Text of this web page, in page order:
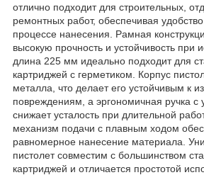
отлично подходит для строительных,
ремонтных работ, обеспечивая
процессе нанесения. Рамная
высокую прочность и устойчивость при
длина 225 мм идеально подходит для
картриджей с герметиком. Корпус
металла, что делает его устойчивым к
повреждениям, а эргономичная ручка с
снижает усталость при длительной
механизм подачи с плавным ходом
равномерное нанесение материала.
пистолет совместим с большинством
картриджей и отличается простотой